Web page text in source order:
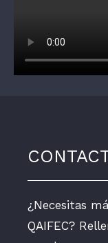
¿Necesitas
QAIFEC?